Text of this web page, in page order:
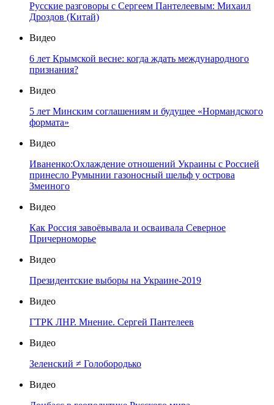
Русские разговоры с Сергеем Пантелеевым: Михаил
Дроздов (Китай)
Видео
6 лет Крымской весне: когда ждать международного
признания?
Видео
5 лет Минским соглашениям и будущее «Нормандского
формата»
Видео
Иваненко:Охлаждение отношений Украины с Россией
принесло Румынии газоносный шельф у острова
Змеиного
Видео
Как Россия завоёвывала и осваивала Северное
Причерноморье
Видео
Президентские выборы на Украине-2019
Видео
ГТРК ЛНР. Мнение. Сергей Пантелеев
Видео
Зеленский ≠ Голобородько
Видео